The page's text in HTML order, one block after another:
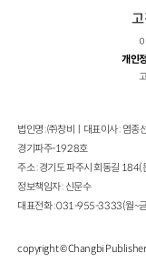
개인
법인명 : ㈜창비ㅣ대표이사 : 염
경기파주-1928호
주소 : 경기도 파주시 회동길
정보책임자 : 신문수
대표전화 : 031-955-3333(월~
copyright © Changbi